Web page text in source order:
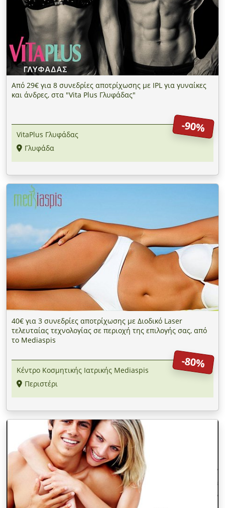
Από 29€ για 8 συνεδρίες αποτρίχωσης με IPL για γυναίκες
και άνδρες, στα "Vita Plus Γλυφάδας"
-90%
VitaPlus Γλυφάδας
Γλυφάδα
40€ για 3 συνεδρίες αποτρίχωσης με Διοδικό Laser
τελευταίας τεχνολογίας σε περιοχή της επιλογής σας, από
το Mediaspis
-80%
Κέντρο Κοσμητικής Ιατρικής Mediaspis
Περιστέρι